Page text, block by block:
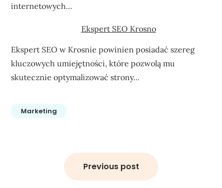
internetowych…
Ekspert SEO Krosno
Ekspert SEO w Krosnie powinien posiadać szereg
kluczowych umiejętności, które pozwolą mu
skutecznie optymalizować strony…
Marketing
Previous post